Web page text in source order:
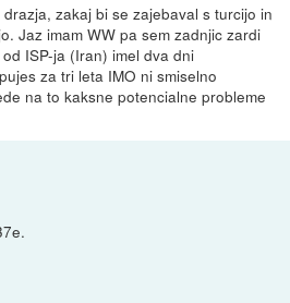
zakaj bi se zajebaval s turcijo in
Jaz imam WW pa sem zadnjic zardi
ISP-ja (Iran) imel dva dni
za tri leta IMO ni smiselno
na to kaksne potencialne probleme